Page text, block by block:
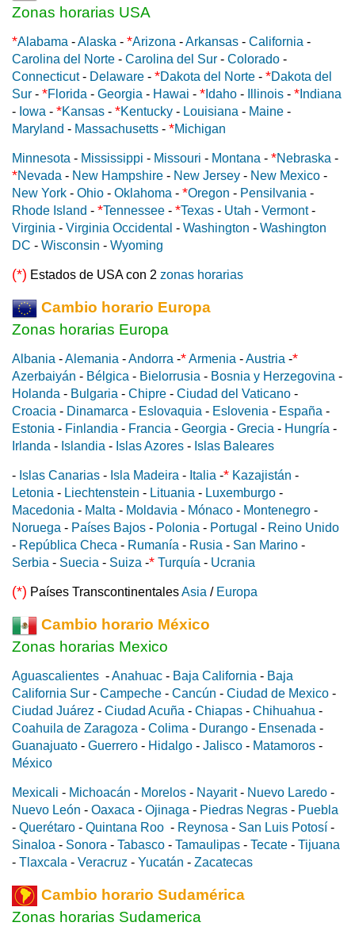
Zonas horarias USA
*Alabama -Alaska - *Arizona -Arkansas - California -
Carolina del Norte - Carolina del Sur - Colorado -
Connecticut- Delaware - *Dakota del Norte - *Dakota del
Sur - *Florida - Georgia - Hawai - * Idaho - Illinois - * Indiana
- Iowa - *Kansas - *Kentucky - Louisiana - Maine -
Maryland - Massachusetts - *Michigan
Minnesota - Mississippi - Missouri - Montana - *Nebraska -
*Nevada - New Hampshire - New Jersey - New Mexico -
New York - Ohio - Oklahoma - *Oregon - Pensilvania -
Rhode Island - *Tennessee - *Texas - Utah - Vermont-
Virginia - Virginia Occidental - Washington - Washington
DC - Wisconsin - Wyoming
(*) Estados de USA con 2 zonas horarias
Cambio horario Europa
Zonas horarias Europa
Albania -Alemania -Andorra -*Armenia -Austria -*
Azerbaiyán - Bélgica - Bielorrusia - Bosnia y Herzegovina -
Holanda - Bulgaria - Chipre - Ciudad del Vaticano -
Croacia - Dinamarca - Eslovaquia - Eslovenia - España -
Estonia - Finlandia - Francia - Georgia - Grecia - Hungría -
Irlanda - Islandia - Islas Azores - Islas Baleares
- Islas Canarias - Isla Madeira - Italia -* Kazajistán -
Letonia - Liechtenstein - Lituania - Luxemburgo -
Macedonia - Malta - Moldavia - Mónaco - Montenegro -
Noruega - Países Bajos - Polonia - Portugal - Reino Unido
- República Checa - Rumanía - Rusia - San Marino -
Serbia - Suecia - Suiza -* Turquía - Ucrania
(*) Países TranscontinentalesAsia / Europa
Cambio horario México
Zonas horarias Mexico
Aguascalientes -Anahuac - Baja California - Baja
California Sur - Campeche - Cancún - Ciudad de Mexico -
Ciudad Juárez - Ciudad Acuña - Chiapas - Chihuahua -
Coahuila de Zaragoza - Colima - Durango - Ensenada -
Guanajuato - Guerrero - Hidalgo - Jalisco - Matamoros -
México
Mexicali - Michoacán - Morelos - Nayarit- Nuevo Laredo -
Nuevo León - Oaxaca - Ojinaga - Piedras Negras - Puebla
- Querétaro - Quintana Roo - Reynosa - San Luis Potosí -
Sinaloa - Sonora - Tabasco - Tamaulipas - Tecate - Tijuana
- Tlaxcala - Veracruz - Yucatán - Zacatecas
Cambio horario Sudamérica
Zonas horarias Sudamerica